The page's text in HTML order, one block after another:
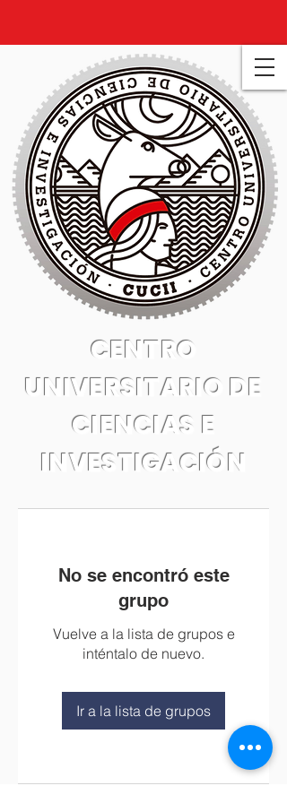
CENTRO
UNIVERSITARIO DE
CIENCIAS E
INVESTIGACIÓN
No se encontró este
grupo
Vuelve a la lista de grupos e
inténtalo de nuevo.
Ir a la lista de grupos